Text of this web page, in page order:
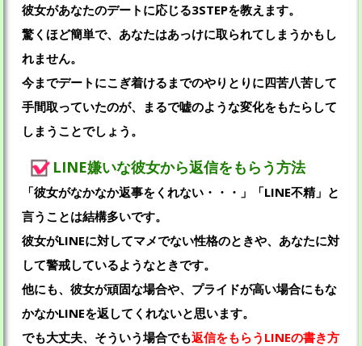
彼女があなたのデートに応じる3STEPを教えます。
驚くほど簡単で、あなたはあっけに取られてしまうかもし
れません。
今までデートにこぎ着けるまでのやりとりに四苦八苦して
手間取っていたのが、まるで嘘のような変化をもたらして
しまうことでしょう。
LINE嫌いな彼女から返信をもらう方法
「彼女がなかなか返事をくれない・・・」「LINE不精」と
言うことは結構多いです。
彼女がLINEに対してマメでない性格のときや、あなたに対
して警戒しているようなときです。
他にも、彼女が頑固な場合や、プライドが高い場合にもな
かなかLINEを返してくれないと思います。
でも大丈夫、そういう場合でも返信をもらうLINEの書き方